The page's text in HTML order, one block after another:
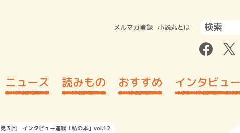
メルマガ登録 小説丸とは
ニュース 読みもの おすすめ インタビュー
３回 インタビュー連載「私の本」vol.12